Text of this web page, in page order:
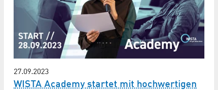
27.09.2023
WISTA Academy startet mit hochwertigen